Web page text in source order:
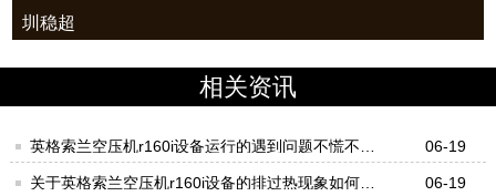
圳稳超
相关资讯
英格索兰空压机r160i设备运行的遇到问题不慌不忙
才对！-深圳稳超
06-19
关于英格索兰空压机r160i设备的排过热现象如何处 06-19